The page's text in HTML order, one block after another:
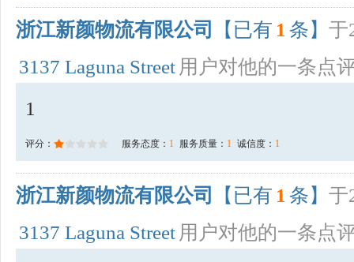
浙江新颜物流有限公司 【已有 1 条】 于
3137 Laguna Street 用户对他的一条点
1
评分： 服务态度： 1 服务质量： 1 诚信度： 1
浙江新颜物流有限公司 【已有 1 条】 于
3137 Laguna Street 用户对他的一条点